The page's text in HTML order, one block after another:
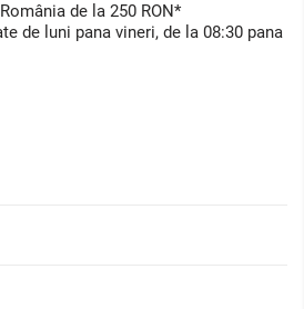
de la 250 RON*
de luni pana vineri, de la 08:30 pana